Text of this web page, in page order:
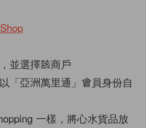
並選擇該商戶
「亞洲萬里通」會員身份自
一樣，將心水貨品放